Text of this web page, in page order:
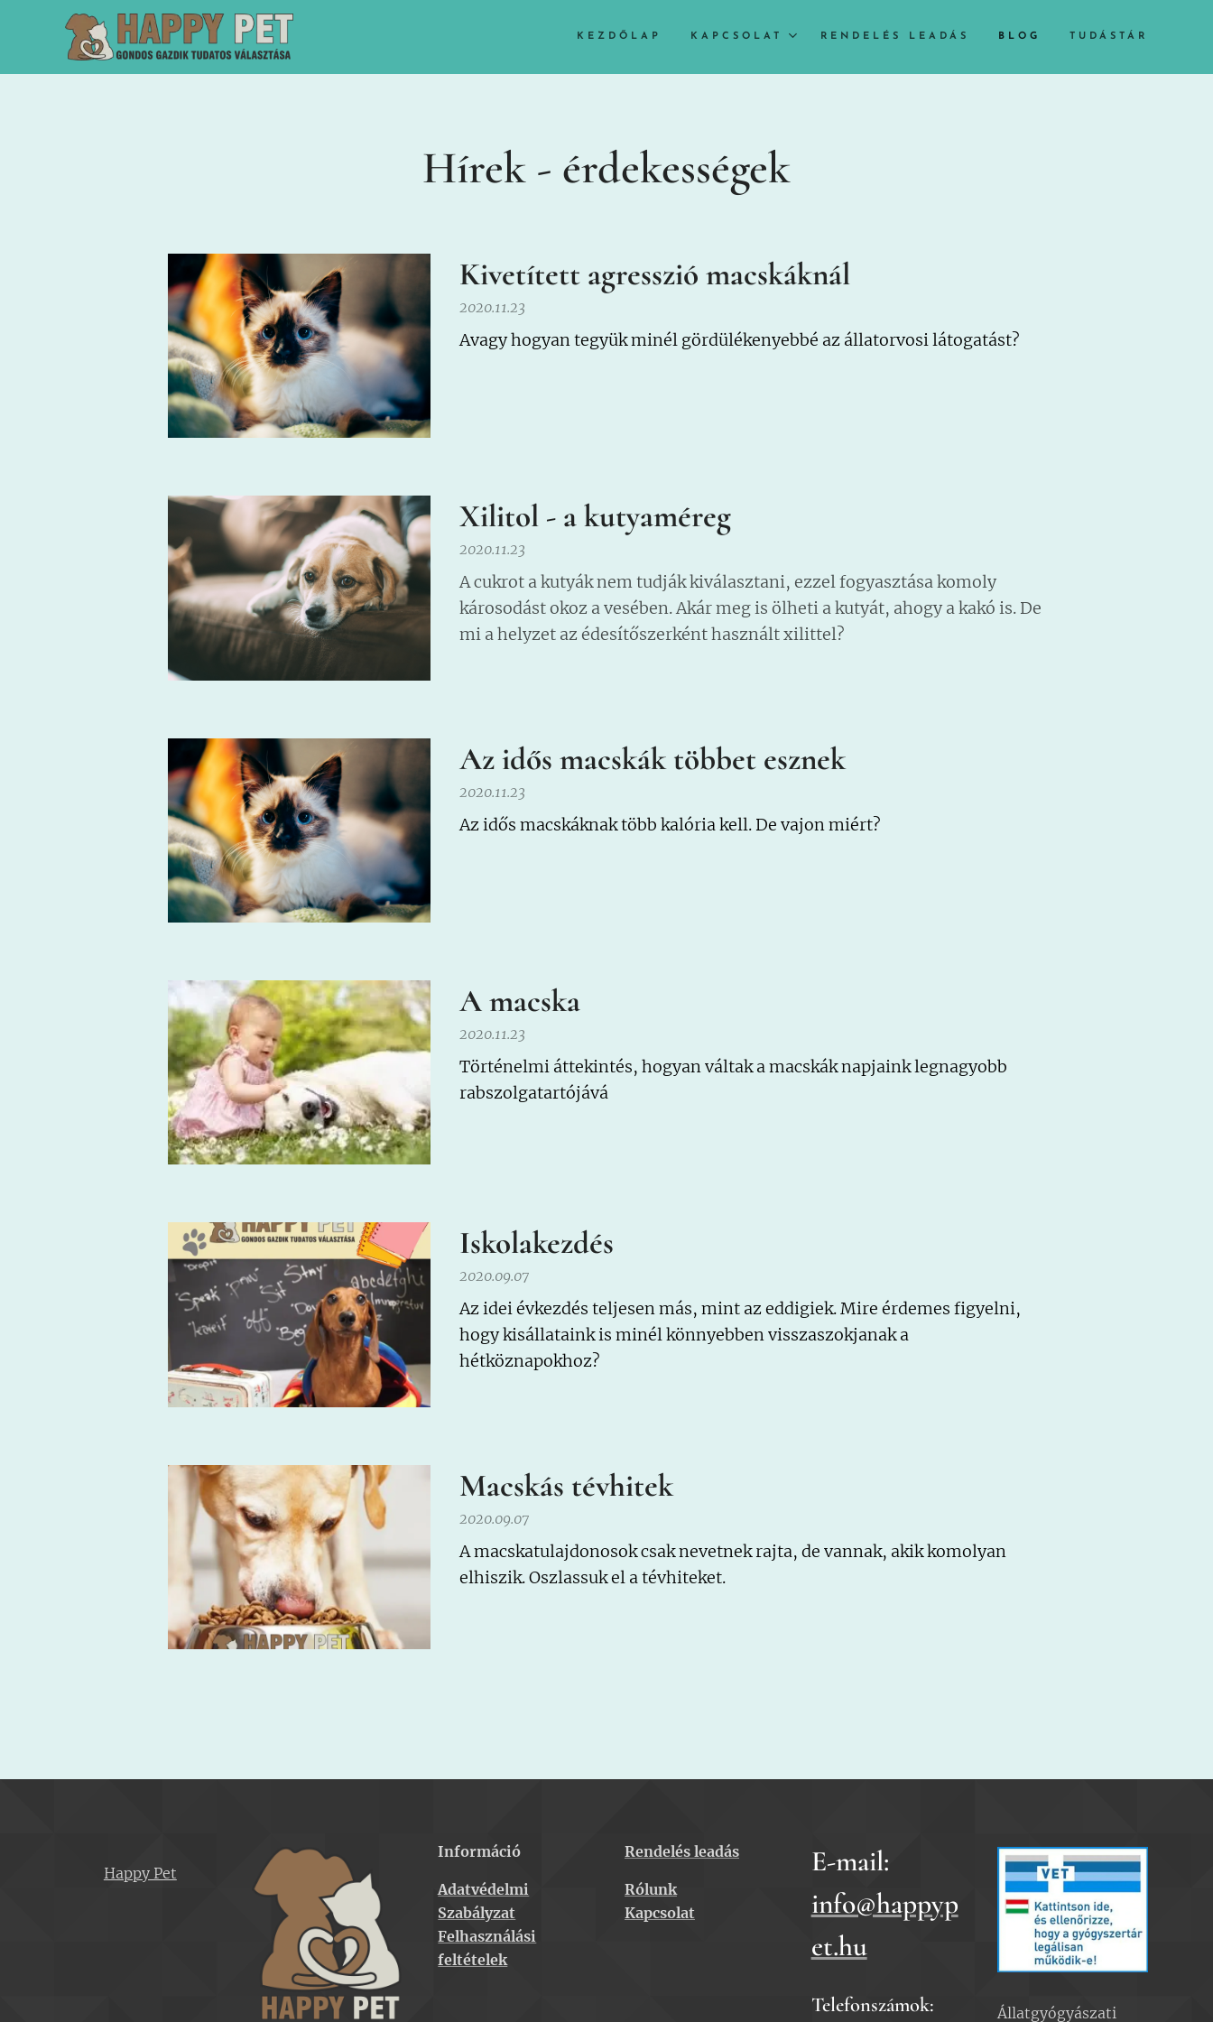
KEZDŐLAP KAPCSOLAT RENDELÉS LEADÁS BLOG TUDÁSTÁR
Hírek - érdekességek
Kivetített agresszió macskáknál
2020.11.23
Avagy hogyan tegyük minél gördülékenyebbé az állatorvosi látogatást?
Xilitol - a kutyaméreg
2020.11.23
A cukrot a kutyák nem tudják kiválasztani, ezzel fogyasztása komoly
károsodást okoz a vesében. Akár meg is ölheti a kutyát, ahogy a kakó is. De
mi a helyzet az édesítőszerként használt xilittel?
Az idős macskák többet esznek
2020.11.23
Az idős macskáknak több kalória kell. De vajon miért?
A macska
2020.11.23
Történelmi áttekintés, hogyan váltak a macskák napjaink legnagyobb
rabszolgatartójává
Iskolakezdés
2020.09.07
Az idei évkezdés teljesen más, mint az eddigiek. Mire érdemes figyelni,
hogy kisállataink is minél könnyebben visszaszokjanak a
hétköznapokhoz?
Macskás tévhitek
2020.09.07
A macskatulajdonosok csak nevetnek rajta, de vannak, akik komolyan
elhiszik. Oszlassuk el a tévhiteket.
Happy Pet
Információ
Adatvédelmi
Szabályzat
Felhasználási
feltételek
Rendelés leadás
Rólunk
Kapcsolat
E-mail:
info@happyp
et.hu
Telefonszámok: Állatgyógyászati